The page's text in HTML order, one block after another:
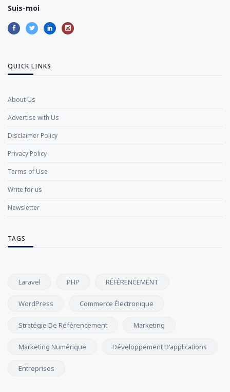
Suis-moi
QUICK LINKS
About Us
Advertise with Us
Disclaimer Policy
Privacy Policy
Terms of Use
Write for us
Newsletter
TAGS
Laravel PHP RÉFÉRENCEMENT
WordPress Commerce Électronique
Stratégie De Référencement Marketing
Marketing Numérique Développement D'applications
Entreprises